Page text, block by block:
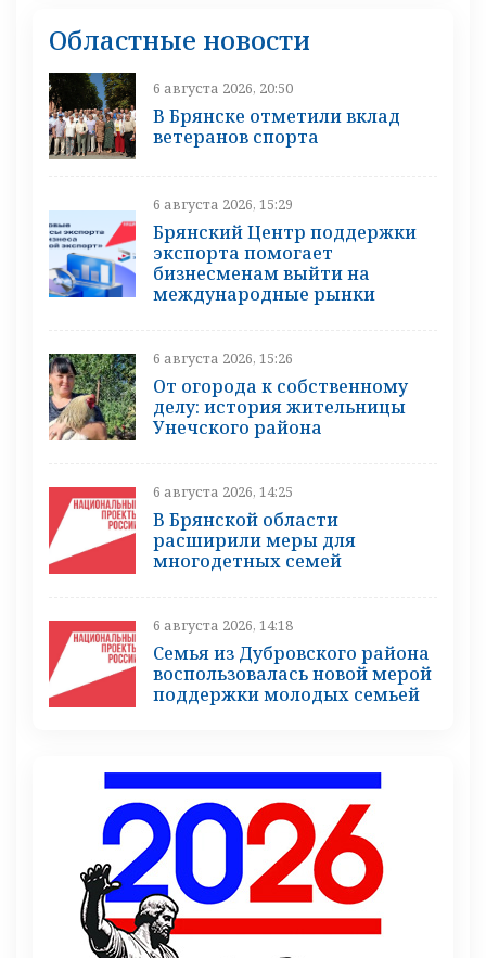
Областные новости
6 августа 2026, 20:50
В Брянске отметили вклад
ветеранов спорта
6 августа 2026, 15:29
Брянский Центр поддержки
экспорта помогает
бизнесменам выйти на
международные рынки
6 августа 2026, 15:26
От огорода к собственному
делу: история жительницы
Унечского района
6 августа 2026, 14:25
В Брянской области
расширили меры для
многодетных семей
6 августа 2026, 14:18
Семья из Дубровского района
воспользовалась новой мерой
поддержки молодых семьей